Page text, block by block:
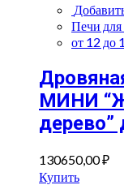
Печи
от 12 до
МИНИ
дерево”
130650,00₽
Купить